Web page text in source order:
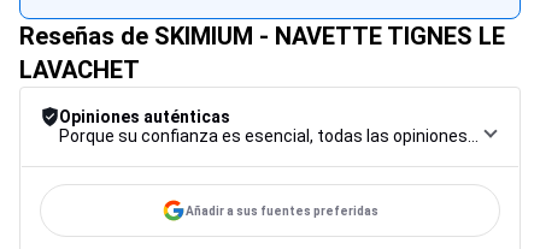
Reseñas de SKIMIUM - NAVETTE TIGNES LE
LAVACHET
Opiniones auténticas
Añadir a sus fuentes preferidas